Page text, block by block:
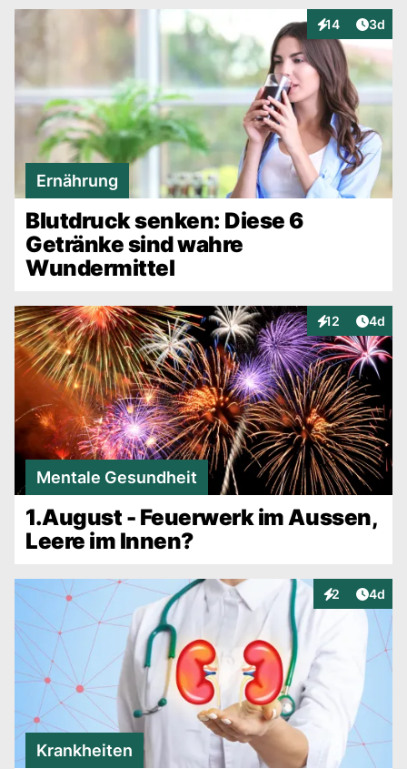
14
Interaktionen
3d
Ernährung
Blutdruck senken: Diese 6
Getränke sind wahre
Wundermittel
12
Interaktionen
4d
Mentale Gesundheit
1.August - Feuerwerk im Aussen,
Leere im Innen?
2
Interaktionen
4d
Krankheiten